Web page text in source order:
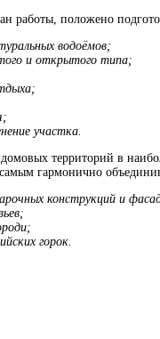
работы, положено
водоёмов;
и открытого типа;
участка.
территорий в
гармонично
конструкций и
горок.